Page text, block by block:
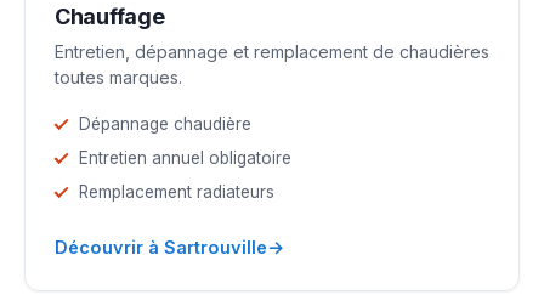
Chauffage
Entretien, dépannage et remplacement de chaudières
toutes marques.
Dépannage chaudière
Entretien annuel obligatoire
Remplacement radiateurs
Découvrir à Sartrouville→